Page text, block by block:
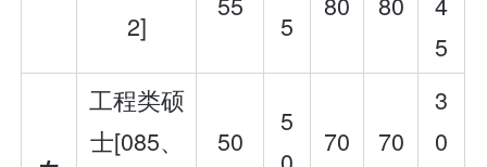
2]
5
5
工程类硕
士[085、
50
5
70 70
3
0